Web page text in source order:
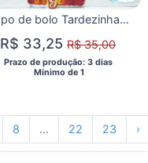
Topo de bolo Tardezinha - Dourado
R$ 33,25 R$ 35,00
Prazo de produção: 3 dias
  Mínimo de 1
8 ... 22 23 ›